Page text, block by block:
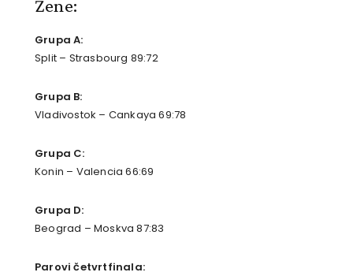
Žene:
Grupa A:
Split – Strasbourg 89:72
Grupa B:
Vladivostok – Cankaya 69:78
Grupa C:
Konin – Valencia 66:69
Grupa D:
Beograd – Moskva 87:83
Parovi četvrtfinala: